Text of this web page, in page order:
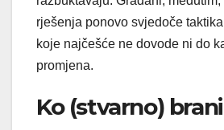
rješenja ponovo svjedoče
koje najčešće ne dovode ni do
promjena.
Ko (stvarno)